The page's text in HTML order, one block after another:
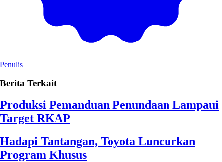
Penulis
Berita Terkait
Produksi Pemanduan Penundaan Lampaui
Target RKAP
Hadapi Tantangan, Toyota Luncurkan
Program Khusus